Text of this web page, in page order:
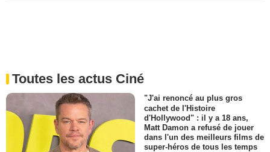
Toutes les actus Ciné
"J'ai renoncé au plus gros
cachet de l'Histoire
d'Hollywood" : il y a 18 ans,
Matt Damon a refusé de jouer
dans l'un des meilleurs films de
super-héros de tous les temps